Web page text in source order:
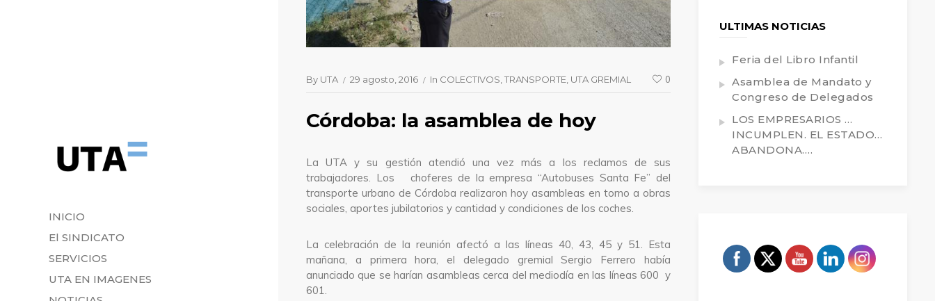
INICIO
El SINDICATO
SERVICIOS
UTA EN IMAGENES
By UTA 29 agosto, 2016 In COLECTIVOS TRANSPORTE UTA GREMIAL 0
Córdoba: la asamblea de hoy
La UTA y su gestión atendió una vez más a los reclamos de sus
trabajadores. Los choferes de la empresa “Autobuses Santa Fe” del
transporte urbano de Córdoba realizaron hoy asambleas en torno a obras
sociales, aportes jubilatorios y cantidad y condiciones de los coches.
La celebración de la reunión afectó a las líneas 40, 43, 45 y 51. Esta
mañana, a primera hora, el delegado gremial Sergio Ferrero había
anunciado que se harían asambleas cerca del mediodía en las líneas 600 y
601.
ULTIMAS NOTICIAS
Feria del Libro Infantil
Asamblea de Mandato y
Congreso de Delegados
LOS EMPRESARIOS …
INCUMPLEN. EL ESTADO…
ABANDONA….